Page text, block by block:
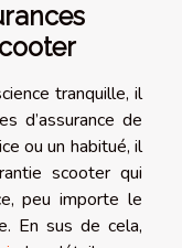
tranquille, il
d’assurance de
ou un habitué, il
scooter qui
peu importe le
En sus de cela,